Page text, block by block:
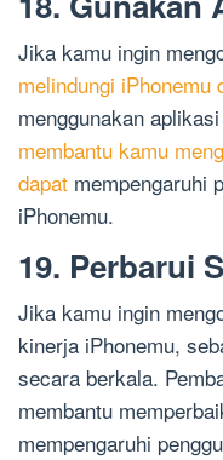
Jika kamu ingin
melindungi iPhonemu
menggunakan
membantu kamu
dapat mempengaruhi
iPhonemu.
19. Perbarui
Jika kamu ingin
kinerja iPhonemu,
secara berkala.
membantu
mempengaruhi